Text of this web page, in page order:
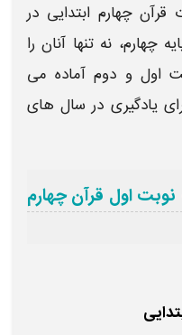
قرآن چهارم ابتدایی در
چهارم، نه تنها آنان را
اولو دوم آماده می
یادگیری در سال های
نوبت اول قرآن چهارم